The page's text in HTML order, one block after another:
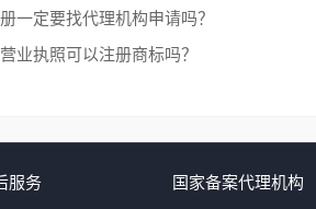
一定要找代理机构申请吗？
业执照可以注册商标吗？
服务 国家备案代理机构